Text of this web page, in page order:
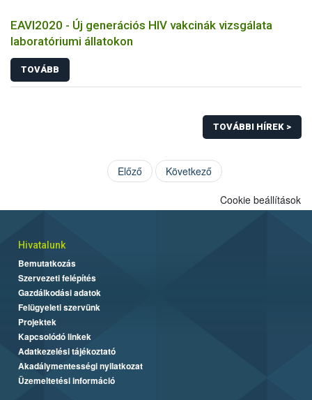
EAVI2020 - Új generációs HIV vakcinák vizsgálata
laboratóriumi állatokon
TOVÁBB
TOVÁBBI HÍREK >
Előző Következő
Cookie beállítások
Hivatalunk
Bemutatkozás
Szervezeti felépítés
Gazdálkodási adatok
Felügyeleti szervünk
Projektek
Kapcsolódó linkek
Adatkezelési tájékoztató
Akadálymentességi nyilatkozat
Üzemeltetési információ